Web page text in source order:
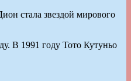
стала звездой мирового
В 1991 году Тото Кутуньо